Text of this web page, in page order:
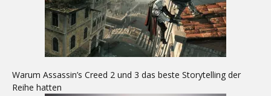
Warum Assassin’s Creed 2 und 3 das beste Storytelling der
Reihe hatten